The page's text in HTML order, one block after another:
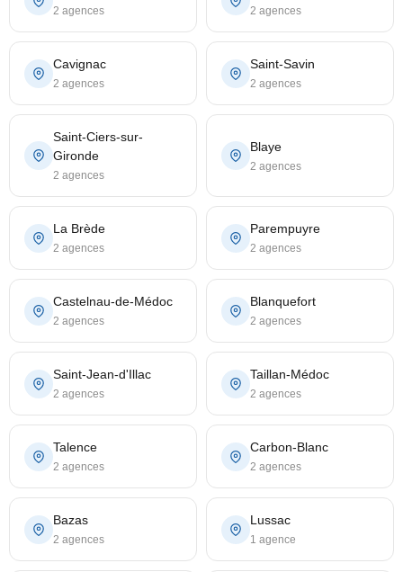
2 agences 2 agences
Cavignac
2 agences
Saint-Savin
2 agences
Saint-Ciers-sur-
Gironde
2 agences
Blaye
2 agences
La Brède
2 agences
Parempuyre
2 agences
Castelnau-de-Médoc
2 agences
Blanquefort
2 agences
Saint-Jean-d'Illac
2 agences
Taillan-Médoc
2 agences
Talence
2 agences
Carbon-Blanc
2 agences
Bazas
2 agences
Lussac
1 agence